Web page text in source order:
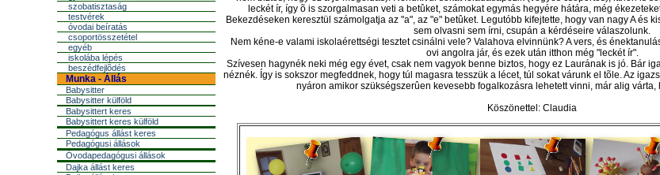
szobatisztaság
testvérek
óvodai beíratás
csoportösszetétel
egyéb
iskolába lépés
beszédfejlõdés
Munka - Állás
Babysitter
Babysitter külföld
Babysittert keres
Babysittert keres külföld
Pedagógus állást keres
Pedagógusi állások
Óvodapedagógusi állások
Dajka állást keres
leckét ír, így õ is szorgalmasan veti a betûket, számokat egymás hegyére hátára, még
Bekezdéseken keresztül számolgatja az "a", az "e" betûket. Legutóbb kifejtette, hogy van nagy A és
sem olvasni sem írni, csupán a kérdéseire válaszolunk.
Nem kéne-e valami iskolaérettségi tesztet csinálni vele? Valahova elvinnünk? A vers, és
ovi angolra jár, és ezek után itthon még "leckét ír".
Szívesen hagynék neki még egy évet, csak nem vagyok benne biztos, hogy ez Laurának is jó. Bár
néznék. Így is sokszor megfeddnek, hogy túl magasra tesszük a lécet, túl sokat várunk el tõle. Az
nyáron amikor szükségszerûen kevesebb fogalkozásra lehetett vinni, már alig
Köszönettel: Claudia